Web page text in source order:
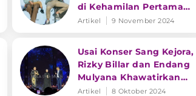
di Kehamilan Pertama
dan Kedua
Artikel 9 November 2024
Usai Konser Sang Kejora,
Rizky Billar dan Endang
Mulyana Khawatirkan
Kondisi Kehamilan Lesti
Artikel 8 Oktober 2024